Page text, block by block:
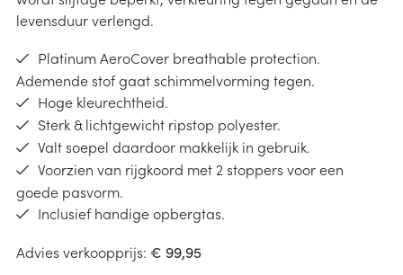
levensduur verlengd.
Platinum AeroCover breathable protection.
Ademende stof gaat schimmelvorming tegen.
Hoge kleurechtheid.
Sterk & lichtgewicht ripstop polyester.
Valt soepel daardoor makkelijk in gebruik.
Voorzien van rijgkoord met 2 stoppers voor een
goede pasvorm.
Inclusief handige opbergtas.
Advies verkoopprijs: € 99,95